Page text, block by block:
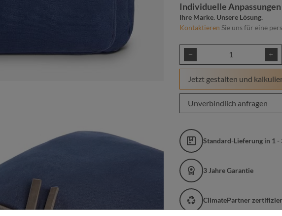
Individuelle Anpassungen
Ihre Marke. Unsere Lösung.
Kontaktieren Sie uns für eine
Produkt Anzahl:
Jetzt gestalten und
Unverbindlich anfragen
Standard-Lieferung in 1 -
3 Jahre Garantie
ClimatePartner